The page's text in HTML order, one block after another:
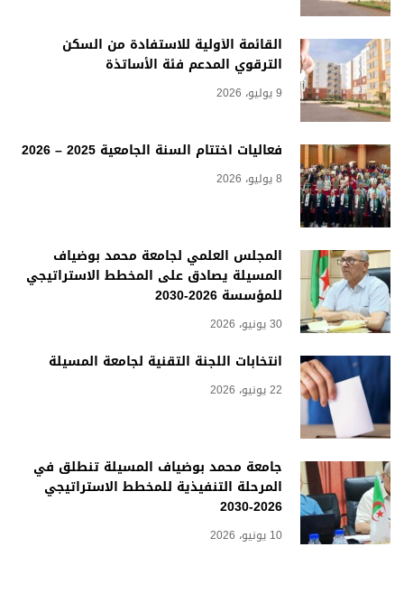
القائمة الأولية للاستفادة من السكن
الترقوي المدعم فئة الأساتذة
9 يوليو، 2026
فعاليات اختتام السنة الجامعية 2025 – 2026
8 يوليو، 2026
المجلس العلمي لجامعة محمد بوضياف
المسيلة يصادق على المخطط الاستراتيجي
للمؤسسة 2026-2030
30 يونيو، 2026
انتخابات اللجنة التقنية لجامعة المسيلة
22 يونيو، 2026
جامعة محمد بوضياف المسيلة تنطلق في
المرحلة التنفيذية للمخطط الاستراتيجي
2026-2030
10 يونيو، 2026